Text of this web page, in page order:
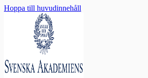
Hoppa till huvudinnehåll